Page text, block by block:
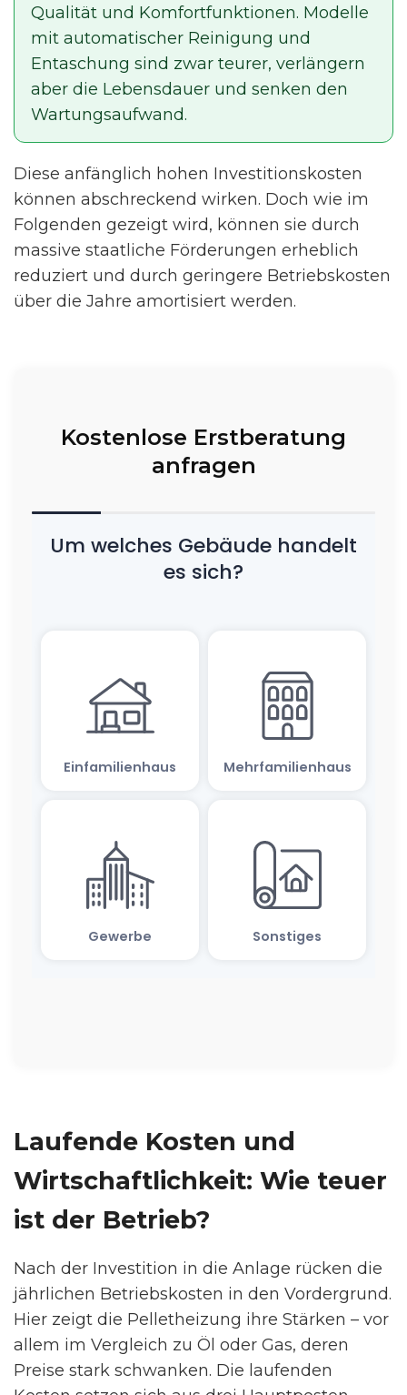
Qualität und Komfortfunktionen. Modelle
mit automatischer Reinigung und
Entaschung sind zwar teurer, verlängern
aber die Lebensdauer und senken den
Wartungsaufwand.
Diese anfänglich hohen Investitionskosten
können abschreckend wirken. Doch wie im
Folgenden gezeigt wird, können sie durch
massive staatliche Förderungen erheblich
reduziert und durch geringere Betriebskosten
über die Jahre amortisiert werden.
Kostenlose Erstberatung
anfragen
Laufende Kosten und
Wirtschaftlichkeit: Wie teuer
ist der Betrieb?
Nach der Investition in die Anlage rücken die
jährlichen Betriebskosten in den Vordergrund.
Hier zeigt die Pelletheizung ihre Stärken – vor
allem im Vergleich zu Öl oder Gas, deren
Preise stark schwanken. Die laufenden